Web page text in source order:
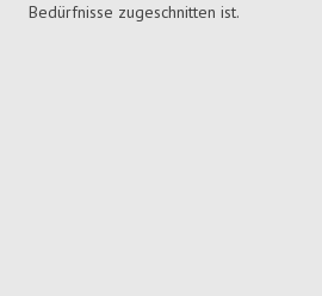
Bedürfnisse zugeschnitten ist.